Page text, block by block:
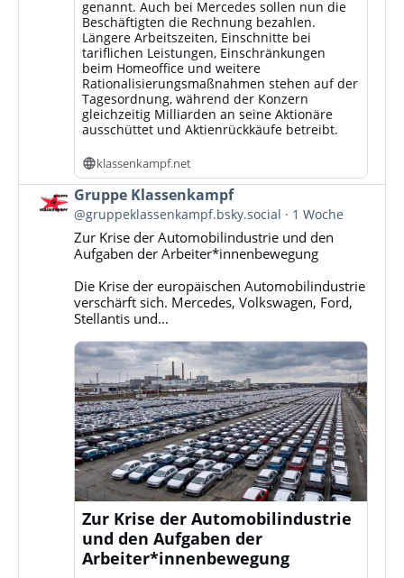
genannt. Auch bei Mercedes sollen nun die
Beschäftigten die Rechnung bezahlen.
Längere Arbeitszeiten, Einschnitte bei
tariflichen Leistungen, Einschränkungen
beim Homeoffice und weitere
Rationalisierungsmaßnahmen stehen auf der
Tagesordnung, während der Konzern
gleichzeitig Milliarden an seine Aktionäre
ausschüttet und Aktienrückkäufe betreibt.
klassenkampf.net
Beitrag
von
Gruppe
Klassenkampf
Bluesky
ansehen
Gruppe Klassenkampf
@gruppeklassenkampf.bsky.social 1 Woche
Zur Krise der Automobilindustrie und den
Aufgaben der Arbeiter*innenbewegung
Die Krise der europäischen Automobilindustrie
verschärft sich. Mercedes, Volkswagen, Ford,
Stellantis und...
Zur Krise der Automobilindustrie
und den Aufgaben der
Arbeiter*innenbewegung